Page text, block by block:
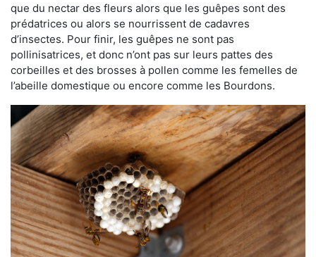
que du nectar des fleurs alors que les guêpes sont des
prédatrices ou alors se nourrissent de cadavres
d’insectes. Pour finir, les guêpes ne sont pas
pollinisatrices, et donc n’ont pas sur leurs pattes des
corbeilles et des brosses à pollen comme les femelles de
l’abeille domestique ou encore comme les Bourdons.